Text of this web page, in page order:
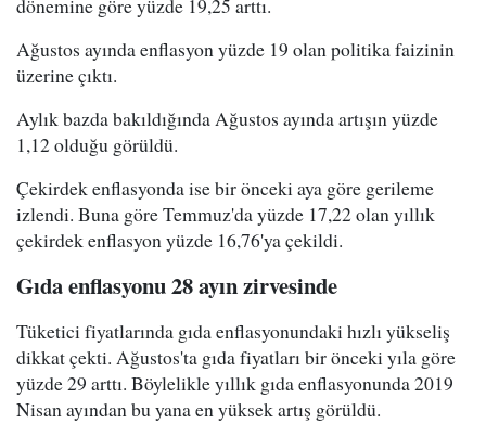
dönemine göre yüzde 19,25 arttı.
Ağustos ayında enflasyon yüzde 19 olan politika faizinin
üzerine çıktı.
Aylık bazda bakıldığında Ağustos ayında artışın yüzde
1,12 olduğu görüldü.
Çekirdek enflasyonda ise bir önceki aya göre gerileme
izlendi. Buna göre Temmuz'da yüzde 17,22 olan yıllık
çekirdek enflasyon yüzde 16,76'ya çekildi.
Gıda enflasyonu 28 ayın zirvesinde
Tüketici fiyatlarında gıda enflasyonundaki hızlı yükseliş
dikkat çekti. Ağustos'ta gıda fiyatları bir önceki yıla göre
yüzde 29 arttı. Böylelikle yıllık gıda enflasyonunda 2019
Nisan ayından bu yana en yüksek artış görüldü.